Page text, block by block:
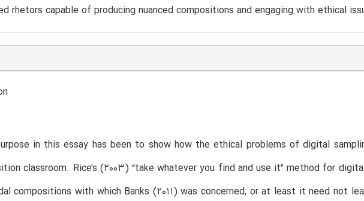
rhetors capable of producing nuanced compositions and engaging with ethical
in this essay has been to show how the ethical problems of digital
classroom. Rice’s (2003) “take whatever you find and use it” method for
compositions with which Banks (2011) was concerned, or at least it need not